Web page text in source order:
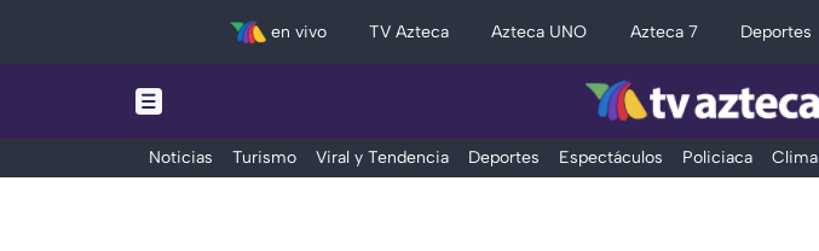
en vivo TV Azteca Azteca UNO Azteca 7 Deportes
Noticias Turismo Viral y Tendencia Deportes Espectáculos Policiaca Clima